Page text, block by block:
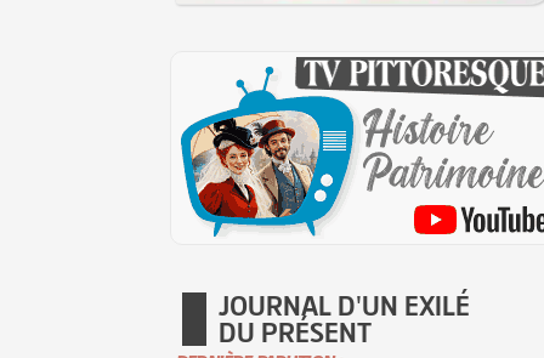
JOURNAL D'UN EXILÉ
DU PRÉSENT